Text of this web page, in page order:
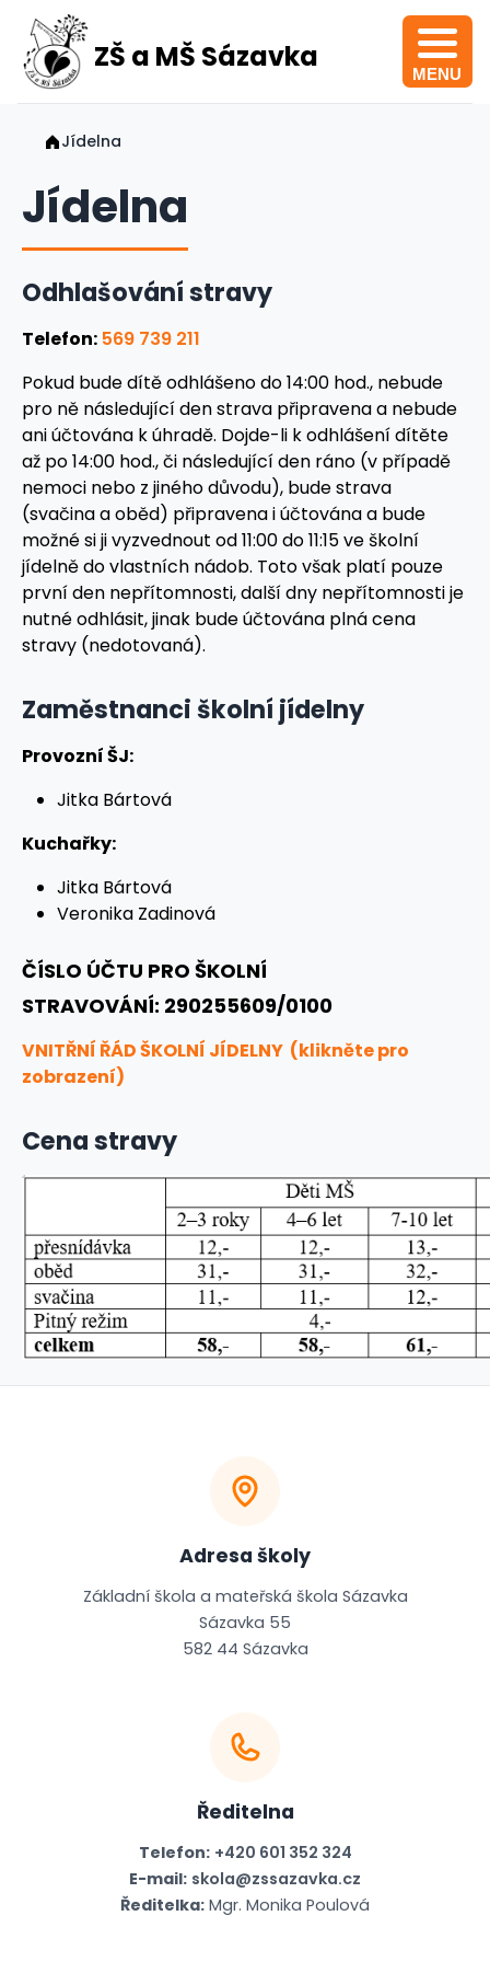
ZŠ a MŠ Sázavka MENU
Jídelna
Jídelna
Odhlašování stravy
Telefon: 569 739 211
Pokud bude dítě odhlášeno do 14:00 hod., nebude
pro ně následující den strava připravena a nebude
ani účtována k úhradě. Dojde-li k odhlášení dítěte
až po 14:00 hod., či následující den ráno (v případě
nemoci nebo z jiného důvodu), bude strava
(svačina a oběd) připravena i účtována a bude
možné si ji vyzvednout od 11:00 do 11:15 ve školní
jídelně do vlastních nádob. Toto však platí pouze
první den nepřítomnosti, další dny nepřítomnosti je
nutné odhlásit, jinak bude účtována plná cena
stravy (nedotovaná).
Zaměstnanci školní jídelny
Provozní ŠJ:
Jitka Bártová
Kuchařky:
Jitka Bártová
Veronika Zadinová
ČÍSLO ÚČTU PRO ŠKOLNÍ
STRAVOVÁNÍ: 290255609/0100
VNITŘNÍ ŘÁD ŠKOLNÍ JÍDELNY (klikněte pro
zobrazení)
Cena stravy
Adresa školy
Základní škola a mateřská škola Sázavka
Sázavka 55
582 44 Sázavka
Ředitelna
Telefon: +420 601 352 324
E-mail: skola@zssazavka.cz
Ředitelka: Mgr. Monika Poulová